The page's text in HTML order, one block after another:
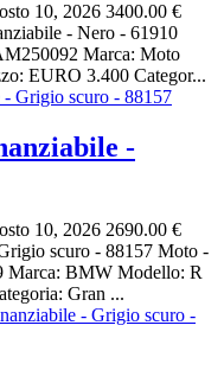
10, 2026 3400.00 €
- Nero - 61910
Marca: Moto
EURO 3.400 Categor...
-
10, 2026 2690.00 €
scuro - 88157 Moto -
BMW Modello: R
Gran ...